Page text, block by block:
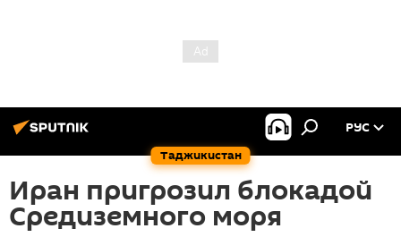
Таджикистан
РУС
Иран пригрозил блокадой
Средиземного моря